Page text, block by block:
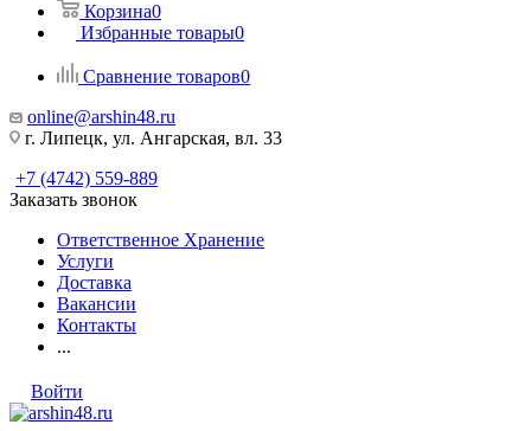
Корзина0
Избранные товары0
Сравнение товаров0
online@arshin48.ru
г. Липецк, ул. Ангарская, вл. 33
+7 (4742) 559-889
Заказать звонок
Ответственное Хранение
Услуги
Доставка
Вакансии
Контакты
...
Войти